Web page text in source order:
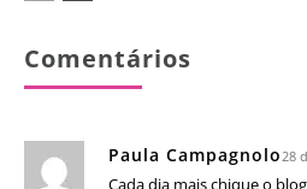
Comentários
Paula Campagnolo28
Cada dia mais chique o